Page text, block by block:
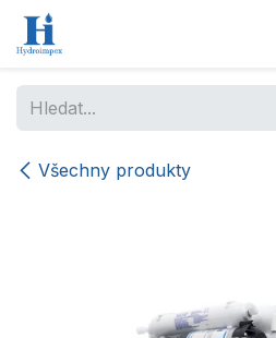
Přejít na obsah
Všechny produkty